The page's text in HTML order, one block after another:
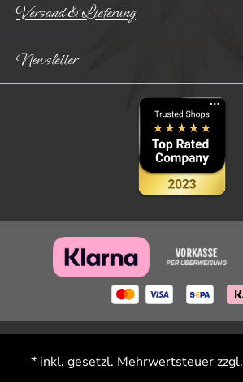
Versand & Lieferung
Newsletter
* inkl. gesetzl. Mehrwertsteuer zzgl.